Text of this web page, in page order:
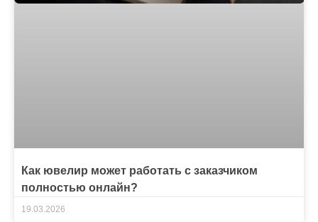
Как ювелир может работать с заказчиком
полностью онлайн?
19.03.2026